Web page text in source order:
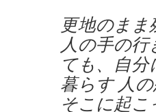
更地のま
人の手の
ても、自
暮らす 人
そこに起